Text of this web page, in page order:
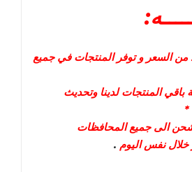
من السعر و توفر المنتجات في جميع
باقي المنتجات لدينا وتحديث
*
الى جميع المحافظات
خلال نفس اليوم .